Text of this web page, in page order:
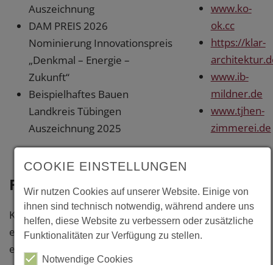
Auszeichnung
DAM PREIS 2026
Nominierung Innovationspreis
„Denkmal – Energie –
Zukunft“
Beispielhaftes Bauen
Landkreis Tübingen
Auszeichnung 2025
Fotos
Klicken Sie bitte auf das Foto, um
eine vergrößerte Darstellung zu
erhalten.
www.ko-
ok.cc
https://klar-
www.ib-
mildner.de
www.tjhen-
zimmerei.de
COOKIE EINSTELLUNGEN
Wir nutzen Cookies auf unserer Website. Einige von
ihnen sind technisch notwendig, während andere uns
helfen, diese Website zu verbessern oder zusätzliche
Funktionalitäten zur Verfügung zu stellen.
Notwendige Cookies